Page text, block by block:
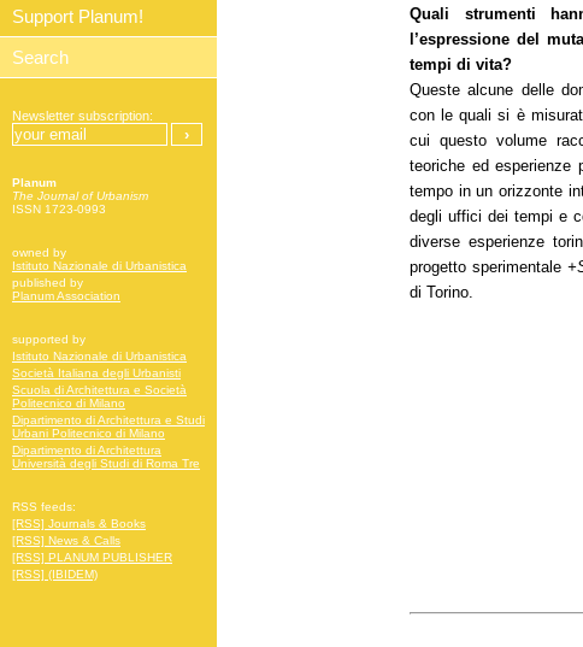
Quali strumenti
l’espressione del
tempi di vita?
Queste alcune delle
con le quali si è
cui questo volume
teoriche ed esperienze
tempo in un orizzonte
degli uffici dei tempi e
diverse esperienze
progetto sperimentale
di Torino.
Support Planum!
Newsletter subscription:
Planum
The Journal of Urbanism
ISSN 1723-0993
owned by
Istituto Nazionale di Urbanistica
published by
Planum Association
supported by
Istituto Nazionale di Urbanistica
Società Italiana degli Urbanisti
Scuola di Architettura e Società
Politecnico di Milano
Dipartimento di Architettura e Studi
Urbani Politecnico di Milano
Dipartimento di Architettura
Università degli Studi di Roma Tre
RSS feeds:
[RSS] Journals & Books
[RSS] News & Calls
[RSS] PLANUM PUBLISHER
[RSS] (IBIDEM)